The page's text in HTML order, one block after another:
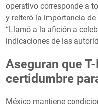
operativo corresponde a
y reiteró la importancia
“Llamó a la afición a
indicaciones de las
Aseguran que
certidumbre
México mantiene